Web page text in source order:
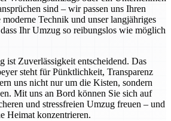
sind – wir passen uns Ihren
Technik und unser langjähriges
Ihr Umzug so reibungslos wie möglich
ist Zuverlässigkeit entscheidend. Das
steht für Pünktlichkeit, Transparenz
uns nicht nur um die Kisten, sondern
Mit uns an Bord können Sie sich auf
und stressfreien Umzug freuen – und
Heimat konzentrieren.